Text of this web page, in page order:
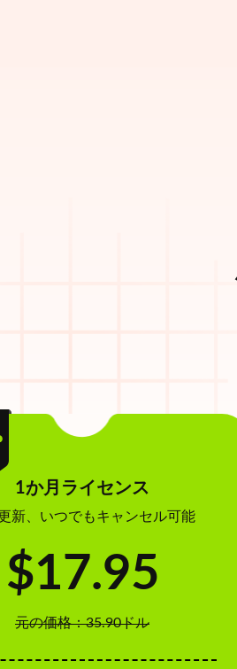
1か月ライセンス
新、いつでもキャンセル可能
$17.95
元の価格：35.90ドル